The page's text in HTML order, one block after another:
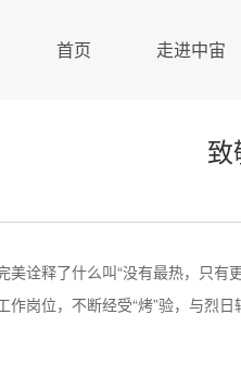
首页 走进中宙
美诠释了什么叫“没有最热，只
作岗位，不断经受“烤”验，与烈